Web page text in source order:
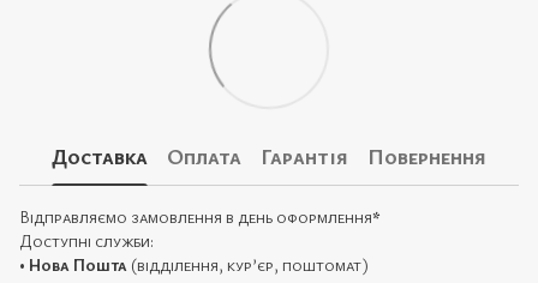
Доставка Оплата Гарантія Повернення
Відправляємо замовлення в день оформлення*
Доступні служби:
• Нова Пошта (відділення, кур’єр, поштомат)